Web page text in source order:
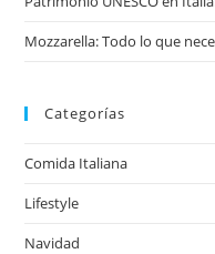
Mozzarella: Todo lo que
Categorías
Comida Italiana
Lifestyle
Navidad